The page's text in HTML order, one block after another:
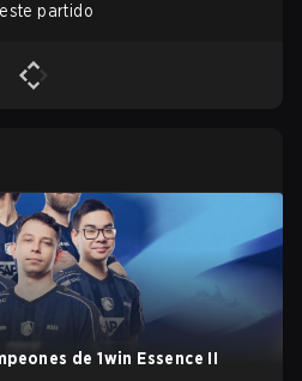
partido
de 1win Essence II